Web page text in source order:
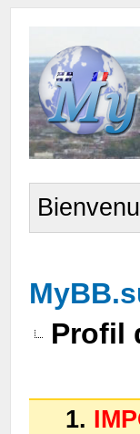
Profil
1.